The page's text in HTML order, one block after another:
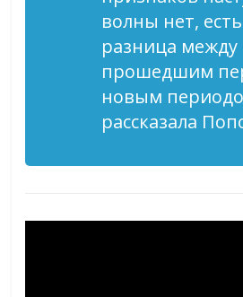
волны нет,
разница между
прошедшим
новым
рассказала